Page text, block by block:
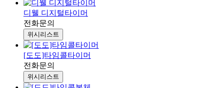
디웰 디지털타이머
전화문의
위시리스트
[도도]타임콜타이머
전화문의
위시리스트